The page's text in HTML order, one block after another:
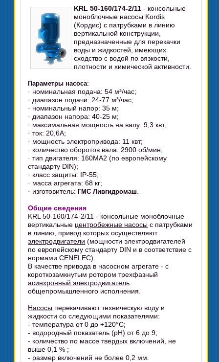
KRL 50-160/174-2/11 - консольные
моноблочные насосы Kordis
(Кордис) с патрубками в линию
вертикальной конструкции,
предназначенные для перекачки
воды и жидкостей, имеющих
сходство с водой по вязкости,
плотности и химической активности.
Параметры насоса:
· номинальная подача: 54 м³/час;
· диапазон подачи: 24-77 м³/час;
· номинальный напор: 35 м;
· диапазон напора: 40-25 м;
· максимальная мощность на валу: 9,3 квт;
· ток: 20,6А;
· мощность электропривода: 11 квт;
· количество оборотов вала: 2900 об/мин;
· тип двигателя: 160МА2 (по европейскому
стандарту DIN);
· класс защиты: IP-55;
· масса агрегата: 68 кг;
· изготовитель:ГМС Ливгидромаш
Общие сведения
KRL 50-160/174-2/11 - консольные моноблочные
вертикальные центробежные насосы с патрубками
в линию, привод которых осуществляют
электродвигатели (мощности электродвигателей
по европейскому стандарту DIN и в соответствие с
нормами CENELEC).
В качестве привода в насосном агрегате - с
короткозамкнутым ротором трехфазный
асинхронный электродвигатель
общепромышленного исполнения.
Насосы перекачивают техническую воду и
жидкости со следующими показателями:
- температура от 0 до +120°C;
- водородный показатель (рН) от 6 до 9;
- количество по массе твердых включений, не
выше 0,1 % ;
- размер включений не более 0,2 мм.